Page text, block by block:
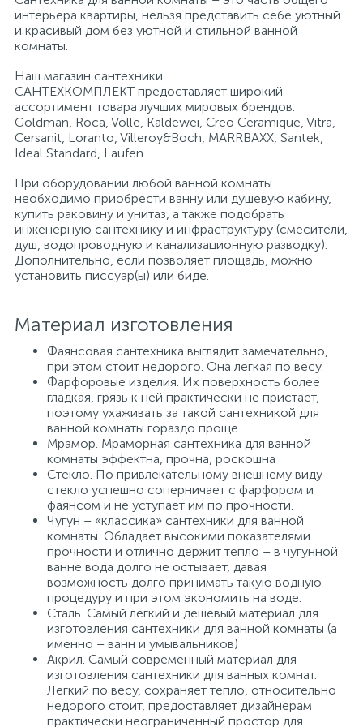
интерьера квартиры, нельзя представить себе уютный
и красивый дом без уютной и стильной ванной
комнаты.
Наш магазин сантехники
САНТЕХКОМПЛЕКТ предоставляет широкий
ассортимент товара лучших мировых брендов:
Goldman, Roca, Volle, Kaldewei, Creo Ceramique, Vitra,
Cersanit, Loranto, Villeroy&Boch, MARRBAXX, Santek,
Ideal Standard, Laufen.
При оборудовании любой ванной комнаты
необходимо приобрести ванну или душевую кабину,
купить раковину и унитаз, а также подобрать
инженерную сантехнику и инфраструктуру (смесители,
душ, водопроводную и канализационную разводку).
Дополнительно, если позволяет площадь, можно
установить писсуар(ы) или биде.
Материал изготовления
Фаянсовая сантехника выглядит замечательно,
при этом стоит недорого. Она легкая по весу.
Фарфоровые изделия. Их поверхность более
гладкая, грязь к ней практически не пристает,
поэтому ухаживать за такой сантехникой для
ванной комнаты гораздо проще.
Мрамор. Мраморная сантехника для ванной
комнаты эффектна, прочна, роскошна
Стекло. По привлекательному внешнему виду
стекло успешно соперничает с фарфором и
фаянсом и не уступает им по прочности.
Чугун – «классика» сантехники для ванной
комнаты. Обладает высокими показателями
прочности и отлично держит тепло – в чугунной
ванне вода долго не остывает, давая
возможность долго принимать такую водную
процедуру и при этом экономить на воде.
Сталь. Самый легкий и дешевый материал для
изготовления сантехники для ванной комнаты (а
именно – ванн и умывальников)
Акрил. Самый современный материал для
изготовления сантехники для ванных комнат.
Легкий по весу, сохраняет тепло, относительно
недорого стоит, предоставляет дизайнерам
практически неограниченный простор для
Полотенцесушители
Душевые трапы
Сифоны и выпуски
Аксессуары для ванной
Системы контроля протечки воды